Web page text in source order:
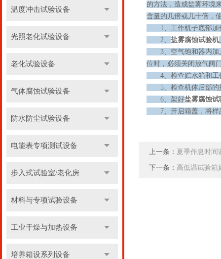
温度冲击试验设备
光照老化试验设备
老化试验设备
气体腐蚀试验设备
防水防尘试验设备
电能表专项测试设备
步入式试验室/老化房
材料与专项试验设备
工业干燥与加热设备
培养箱设系列设备
的方法，造成盐雾环境
含量的几倍或几十倍，
1、工作机子底部加
2、 盐雾腐蚀试验机
3、空气饱和器内加入
位时，必须关闭放气阀
4、检查贮水箱和工
5、检查机体后部的排
6、架好盐雾腐蚀试
7、开启箱盖，将样品
上一条： 夏季作息时间
下一条： 高低温试验箱